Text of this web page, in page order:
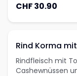
CHF 30.90
Rind Korma
Rindfleisch mit
Cashewnüssen